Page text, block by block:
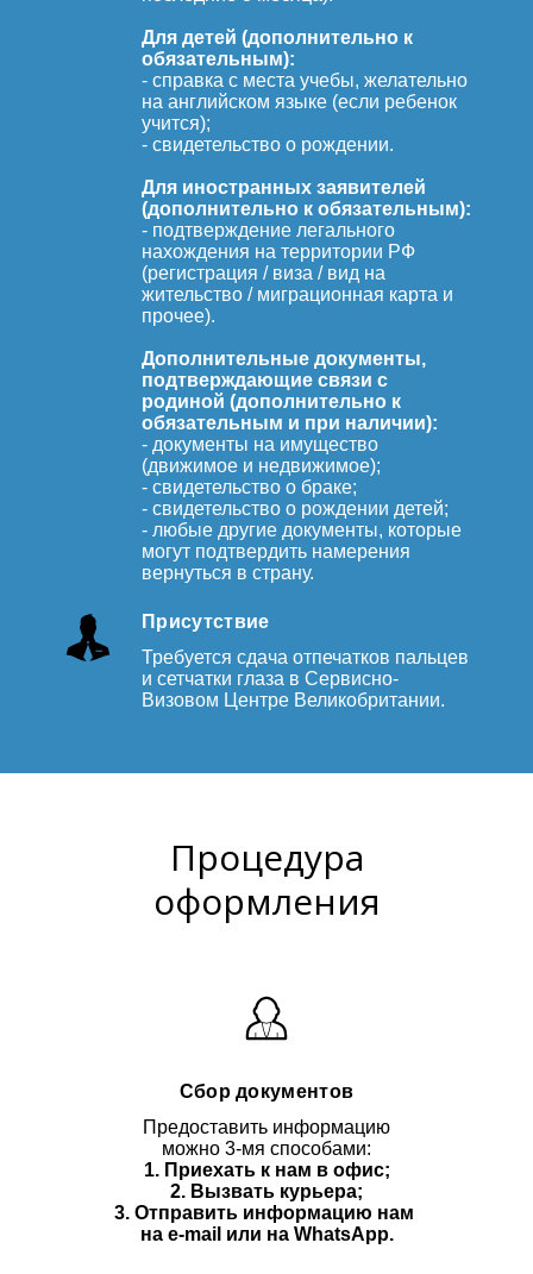
Для детей (дополнительно к
обязательным):
- справка с места учебы, желательно
на английском языке (если ребенок
учится);
- свидетельство о рождении.
Для иностранных заявителей
(дополнительно к обязательным):
- подтверждение легального
нахождения на территории РФ
(регистрация / виза / вид на
жительство / миграционная карта и
прочее).
Дополнительные документы,
подтверждающие связи с
родиной (дополнительно к
обязательным и при наличии):
- документы на имущество
(движимое и недвижимое);
- свидетельство о браке;
- свидетельство о рождении детей;
- любые другие документы, которые
могут подтвердить намерения
вернуться в страну.
Присутствие
Требуется сдача отпечатков пальцев
и сетчатки глаза в Сервисно-
Визовом Центре Великобритании.
Процедура
оформления
Сбор документов
Предоставить информацию
можно 3-мя способами:
1. Приехать к нам в офис;
2. Вызвать курьера;
3. Отправить информацию нам
на e-mail или на WhatsApp.